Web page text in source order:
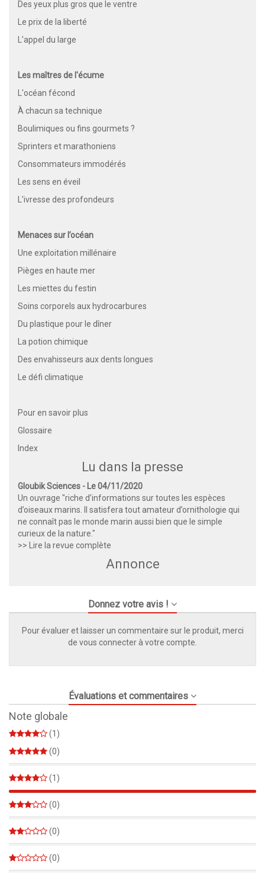
Des yeux plus gros que le ventre
Le prix de la liberté
L'appel du large
Les maîtres de l'écume
L'océan fécond
À chacun sa technique
Boulimiques ou fins gourmets ?
Sprinters et marathoniens
Consommateurs immodérés
Les sens en éveil
L'ivresse des profondeurs
Menaces sur l’océan
Une exploitation millénaire
Pièges en haute mer
Les miettes du festin
Soins corporels aux hydrocarbures
Du plastique pour le dîner
La potion chimique
Des envahisseurs aux dents longues
Le défi climatique
Pour en savoir plus
Glossaire
Index
Lu dans la presse
Gloubik Sciences - Le 04/11/2020
Un ouvrage "riche d’informations sur toutes les espèces
d’oiseaux marins. Il satisfera tout amateur d’ornithologie qui
ne connaît pas le monde marin aussi bien que le simple
curieux de la nature."
>> Lire la revue complète
Annonce
Donnez votre avis !
Pour évaluer et laisser un commentaire sur le produit, merci
de vous connecter à votre compte.
Évaluations et commentaires
Note globale
(1)
(0)
(1)
100%
(0)
(0)
(0)